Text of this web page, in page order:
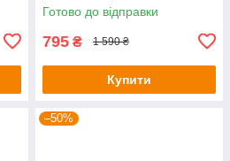
Готово до відправки
795 ₴ 1 590 ₴
Купити
–50%